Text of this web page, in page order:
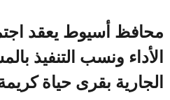
محافظ أسيوط يعقد
الأداء ونسب التنفيذ
الجارية بقرى حياة